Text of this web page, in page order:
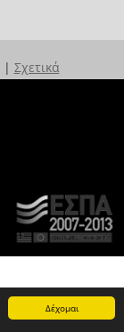
Δέχομαι
| Σχετικά